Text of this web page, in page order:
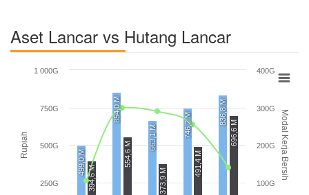
Aset Lancar vs Hutang Lancar
Rupiah Modal Kerja Bersih
499,0 M
854,0 M
663,1 M
746,2 M 836,8 M
394,6 M
554,6 M
373,9 M
491,4 M
696,6 M
250G
500G
750G
1 000G
100G
200G
300G
400G